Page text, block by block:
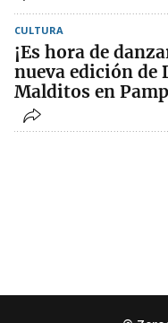
CULTURA
¡Es hora de
nueva edición de
Malditos en